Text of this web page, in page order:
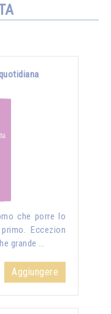
che porre lo
Eccezion
grande …
Aggiungere